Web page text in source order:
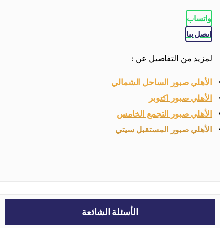
واتساب
اتصل بنا
لمزيد من التفاصيل عن :
الأهلي صبور الساحل الشمالي
الأهلي صبور اكتوبر
الأهلي صبور التجمع الخامس
الأهلي صبور المستقبل سيتي
الأسئلة الشائعة